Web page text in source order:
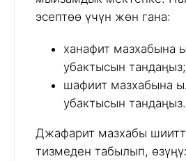
эсептөө үчүн жөн гана:
ханафит мазхабына
убактысын тандаңыз;
шафиит мазхабына
убактысын тандаңыз.
Джафарит мазхабы
тизмеден табылып,